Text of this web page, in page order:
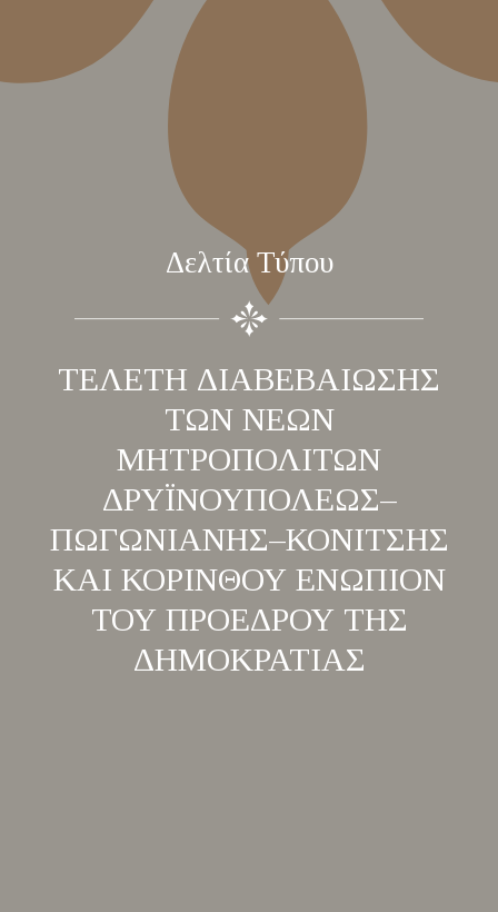
Δελτία Τύπου
ΤΕΛΕΤΗ ΔΙΑΒΕΒΑΙΩΣΗΣ
ΤΩΝ ΝΕΩΝ
ΜΗΤΡΟΠΟΛΙΤΩΝ
ΔΡΥΪΝΟΥΠΟΛΕΩΣ–
ΠΩΓΩΝΙΑΝΗΣ–ΚΟΝΙΤΣΗΣ
ΚΑΙ ΚΟΡΙΝΘΟΥ ΕΝΩΠΙΟΝ
ΤΟΥ ΠΡΟΕΔΡΟΥ ΤΗΣ
ΔΗΜΟΚΡΑΤΙΑΣ